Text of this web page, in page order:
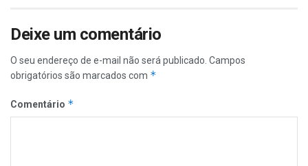
Deixe um comentário
O seu endereço de e-mail não será publicado. Campos
obrigatórios são marcados com *
Comentário *